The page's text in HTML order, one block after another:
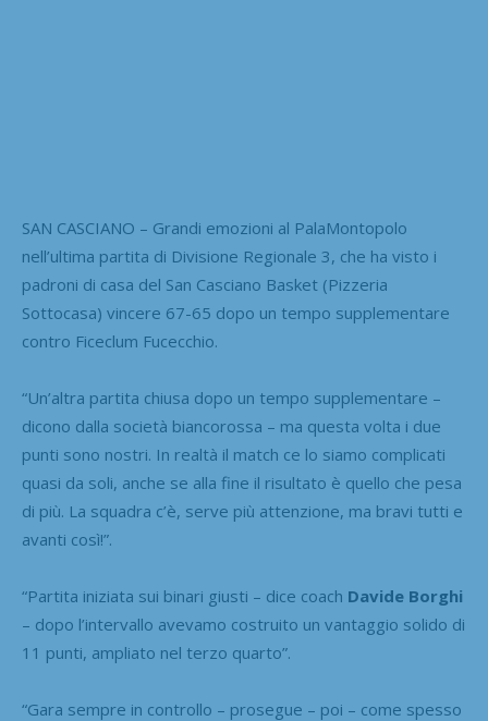
SAN CASCIANO – Grandi emozioni al PalaMontopolo
nell’ultima partita di Divisione Regionale 3, che ha visto i
padroni di casa del San Casciano Basket (Pizzeria
Sottocasa) vincere 67-65 dopo un tempo supplementare
contro Ficeclum Fucecchio.
“Un’altra partita chiusa dopo un tempo supplementare –
dicono dalla società biancorossa – ma questa volta i due
punti sono nostri. In realtà il match ce lo siamo complicati
quasi da soli, anche se alla fine il risultato è quello che pesa
di più. La squadra c’è, serve più attenzione, ma bravi tutti e
avanti così!”.
“Partita iniziata sui binari giusti – dice coach Davide Borghi
– dopo l’intervallo avevamo costruito un vantaggio solido di
11 punti, ampliato nel terzo quarto”.
“Gara sempre in controllo – prosegue – poi – come spesso